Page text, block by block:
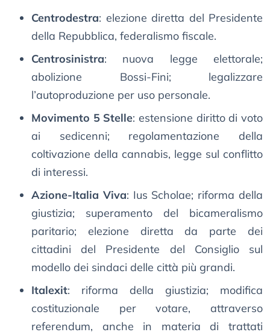
Centrodestra: elezione diretta del Presidente
della Repubblica, federalismo fiscale.
Centrosinistra: nuova legge elettorale;
abolizione Bossi-Fini; legalizzare
l’autoproduzione per uso personale.
Movimento 5 Stelle: estensione diritto di voto
ai sedicenni; regolamentazione della
coltivazione della cannabis, legge sul conflitto
di interessi.
Azione-Italia Viva: Ius Scholae; riforma della
giustizia; superamento del bicameralismo
paritario; elezione diretta da parte dei
cittadini del Presidente del Consiglio sul
modello dei sindaci delle città più grandi.
Italexit: riforma della giustizia; modifica
costituzionale per votare, attraverso
referendum, anche in materia di trattati